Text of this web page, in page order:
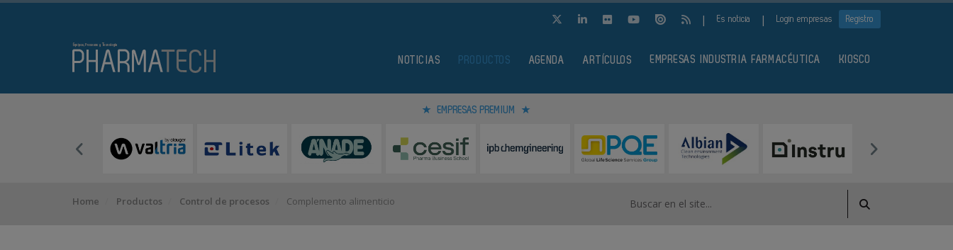
| Es noticia | Login empresas Registro
NOTICIAS PRODUCTOS AGENDA ARTÍCULOS EMPRESAS INDUSTRIA FARMACÉUTICA KIOSCO
EMPRESAS PREMIUM
Home Productos Control de procesos Complemento alimenticio